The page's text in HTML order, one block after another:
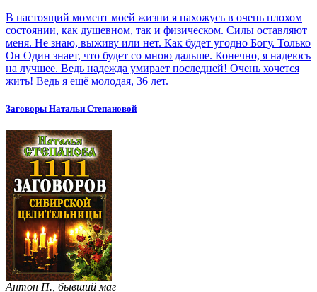
В настоящий момент моей жизни я нахожусь в очень плохом
состоянии, как душевном, так и физическом. Силы оставляют
меня. Не знаю, выживу или нет. Как будет угодно Богу. Только
Он Один знает, что будет со мною дальше. Конечно, я надеюсь
на лучшее. Ведь надежда умирает последней! Очень хочется
жить! Ведь я ещё молодая, 36 лет.
Заговоры Натальи Степановой
Антон П., бывший маг